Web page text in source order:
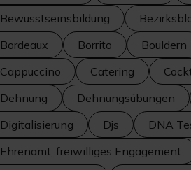
Bewusstseinsbildung
Bordeaux
Borrito Bouldern
Cappuccino
Catering
Dehnung
Dehnungsübungen
Digitalisierung
Djs DNA
Ehrenamt, freiwilliges Engagement